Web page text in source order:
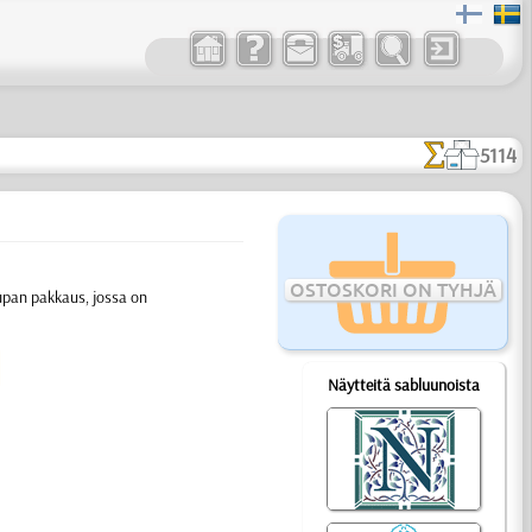
5114
OSTOSKORI ON TYHJÄ
Näytteitä sabluunoista
pakkaus, jossa on